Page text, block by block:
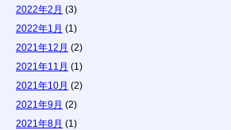
2022年2月 (3)
2022年1月 (1)
2021年12月 (2)
2021年11月 (1)
2021年10月 (2)
2021年9月 (2)
2021年8月 (1)